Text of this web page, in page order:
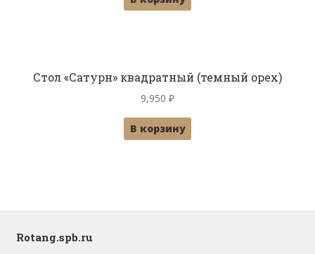
Стол «Сатурн» квадратный (темный орех)
9,950 ₽
В корзину
Rotang.spb.ru